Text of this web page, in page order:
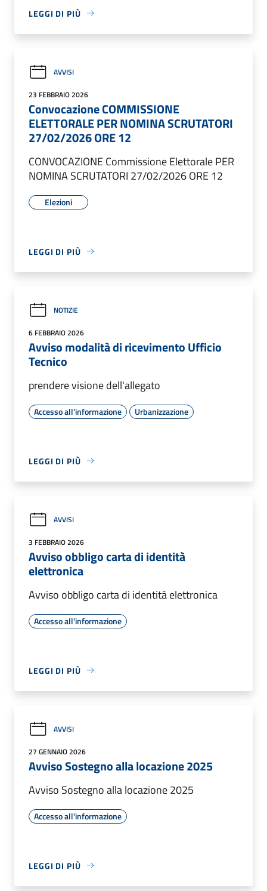
LEGGI DI PIÙ
AVVISI
23 FEBBRAIO 2026
Convocazione COMMISSIONE
ELETTORALE PER NOMINA SCRUTATORI
27/02/2026 ORE 12
CONVOCAZIONE Commissione Elettorale PER
NOMINA SCRUTATORI 27/02/2026 ORE 12
Elezioni
LEGGI DI PIÙ
NOTIZIE
6 FEBBRAIO 2026
Avviso modalità di ricevimento Ufficio
Tecnico
prendere visione dell'allegato
Accesso all'informazione Urbanizzazione
LEGGI DI PIÙ
AVVISI
3 FEBBRAIO 2026
Avviso obbligo carta di identità
elettronica
Avviso obbligo carta di identità elettronica
Accesso all'informazione
LEGGI DI PIÙ
AVVISI
27 GENNAIO 2026
Avviso Sostegno alla locazione 2025
Avviso Sostegno alla locazione 2025
Accesso all'informazione
LEGGI DI PIÙ